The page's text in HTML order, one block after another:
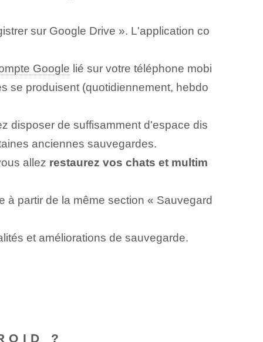
sur Google Drive ». L'application co
Google lié sur votre téléphone mobi
se produisent (quotidiennement, hebdo
disposer de suffisamment d'espace dis
anciennes sauvegardes.
allez restaurez vos chats et multim
à partir de la même section « Sauvegard
et améliorations de sauvegarde.
?